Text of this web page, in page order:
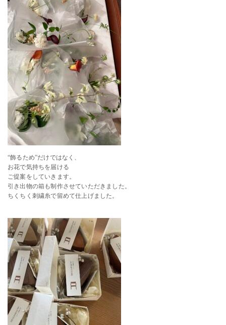
“飾るため”だけではなく、
お花で気持ちを届ける
ご提案をしていきます。
引き出物の箱も制作させていただきました。
ちくちく刺繍糸で留めて仕上げました。